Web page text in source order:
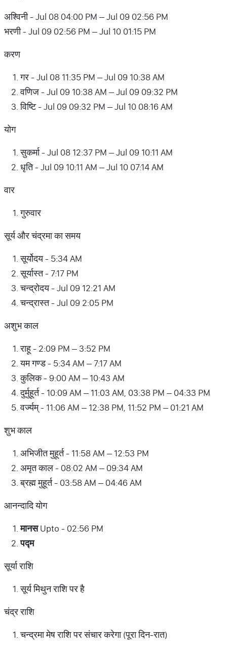
अश्विनी - Jul 08 04:00 PM – Jul 09 02:56 PM
भरणी - Jul 09 02:56 PM – Jul 10 01:15 PM
करण
गर - Jul 08 11:35 PM – Jul 09 10:38 AM
वणिज - Jul 09 10:38 AM – Jul 09 09:32 PM
विष्टि - Jul 09 09:32 PM – Jul 10 08:16 AM
योग
सुकर्मा - Jul 08 12:37 PM – Jul 09 10:11 AM
धृति - Jul 09 10:11 AM – Jul 10 07:14 AM
वार
गुरुवार
सूर्य और चंद्रमा का समय
सूर्योदय - 5:34 AM
सूर्यास्त - 7:17 PM
चन्द्रोदय - Jul 09 12:21 AM
चन्द्रास्त - Jul 09 2:05 PM
अशुभ काल
राहू - 2:09 PM – 3:52 PM
यम गण्ड - 5:34 AM – 7:17 AM
कुलिक - 9:00 AM – 10:43 AM
दुर्मुहूर्त - 10:09 AM – 11:03 AM, 03:38 PM – 04:33 PM
वर्ज्यम् - 11:06 AM – 12:38 PM, 11:52 PM – 01:21 AM
शुभ काल
अभिजीत मुहूर्त - 11:58 AM – 12:53 PM
अमृत काल - 08:02 AM – 09:34 AM
ब्रह्म मुहूर्त - 03:58 AM – 04:46 AM
आनन्दादि योग
मानसUpto - 02:56 PM
पद्म
सूर्या राशि
सूर्य मिथुन राशि पर है
चंद्र राशि
चन्द्रमा मेष राशि पर संचार करेगा (पूरा दिन-रात)